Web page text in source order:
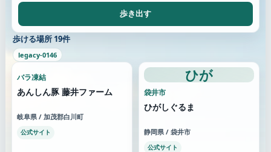
歩き出す
歩ける場所 19件
legacy-0146
バラ凍結
あんしん豚 藤井ファーム
岐阜県 / 加茂郡白川町
公式サイト
ひが
袋井市
ひがしぐるま
静岡県 / 袋井市
公式サイト